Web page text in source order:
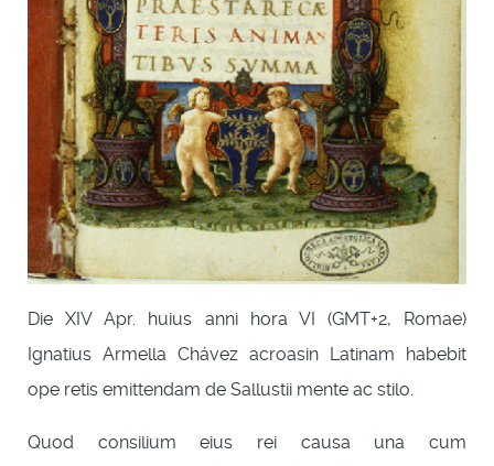
Die XIV Apr. huius anni hora VI (GMT+2, Romae)
Ignatius Armella Chávez acroasin Latinam habebit
ope retis emittendam de Sallustii mente ac stilo.
Quod consilium eius rei causa una cum